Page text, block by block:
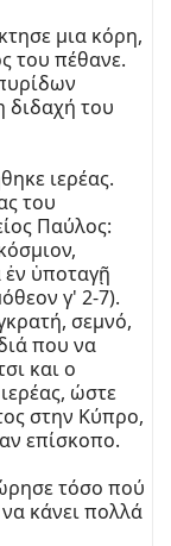
μια κόρη,
του πέθανε.
διδαχή του
ιερέας.
του
Παύλος:
ἐν ὑποταγῇ
γ' 2-7).
σεμνό,
που να
και ο
ώστε
στην Κύπρο,
επίσκοπο.
τόσο πού
κάνει πολλά